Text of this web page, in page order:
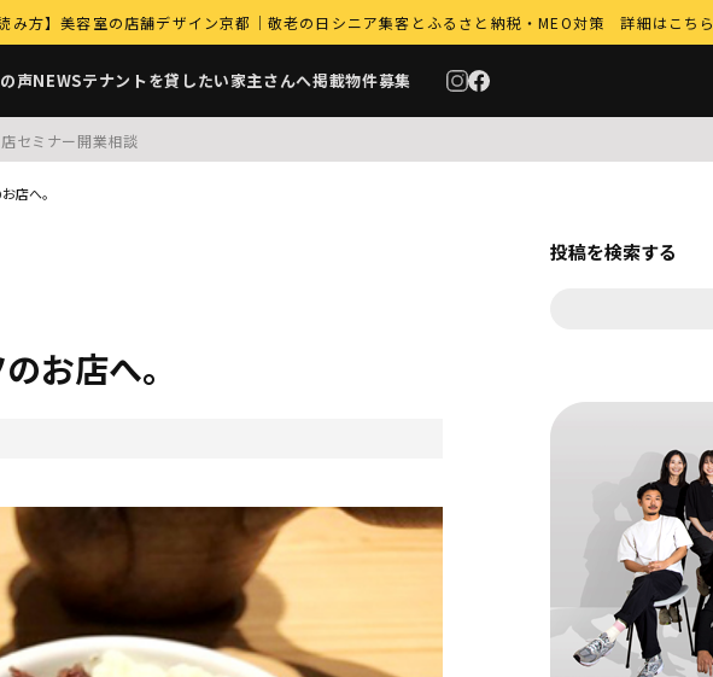
方】美容室の店舗デザイン京都｜敬老の日シニア集客とふるさと納税・MEO対策 詳細はこちら
声NEWSテナントを貸したい家主さんへ掲載物件募集
セミナー開業相談
店へ。
お店へ。
投稿を検索する